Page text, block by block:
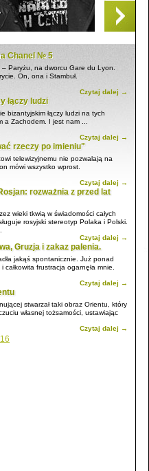
Chanel № 5
Paryżu, na dworcu Gare du Lyon.
On, ona i Stambuł.
Czytaj dalej →
łączy ludzi
bizantyjskim łączy ludzi na tych
a Zachodem. I jest nam ...
Czytaj dalej →
rzeczy po imieniu"
telewizyjnemu nie pozwalają na
mówi wszystko wprost.
Czytaj dalej →
rozważnia z przed lat
wieki tkwią w świadomości całych
rosyjski stereotyp Polaka i Polski.
Czytaj dalej →
Gruzja i zakaz palenia.
jakąś spontanicznie. Już ponad
frustracja ogarnęła mnie.
Czytaj dalej →
stwarzał taki obraz Orientu, który
własnej tożsamości, ustawiając
Czytaj dalej →
16